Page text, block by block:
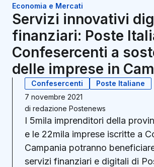
Economia e Mercati
Servizi innovativi
finanziari: Poste
Confesercenti a
delle imprese in
Confesercenti
Poste Italiane
7 novembre 2021
di redazione Postenews
I 5mila imprenditori della
e le 22mila imprese iscritte a
Campania potranno
servizi finanziari e digitali di